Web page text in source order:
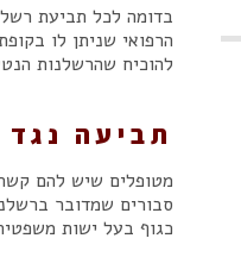
בדומה לכל תביעת
הרפואי שניתן לו
להוכיח שהרשלנות
תביעה
מטופלים שיש להם
סבורים שמדובר
כגוף בעל ישות